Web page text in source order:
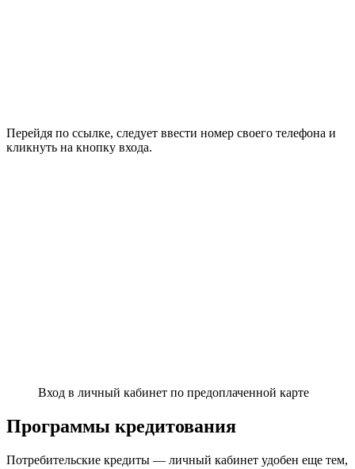
Перейдя по ссылке, следует ввести номер своего телефона и
кликнуть на кнопку входа.
Вход в личный кабинет по предоплаченной карте
Программы кредитования
Потребительские кредиты — личный кабинет удобен еще тем,